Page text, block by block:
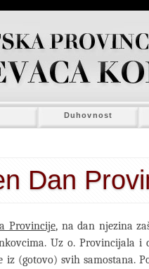
Duhovnost
Dan
Provincije, na dan njezina
Uz o. Provincijala i
iz (gotovo) svih samostana.